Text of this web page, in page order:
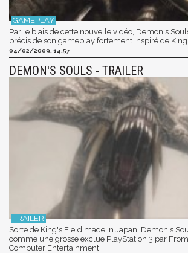
Par le biais de cette nouvelle vidéo, Demon's
précis de son gameplay fortement inspiré de
04/02/2009, 14:57
DEMON'S SOULS - TRAILER
Sorte de King's Field made in Japan, Demon's
comme une grosse exclue PlayStation 3 par
Computer Entertainment.